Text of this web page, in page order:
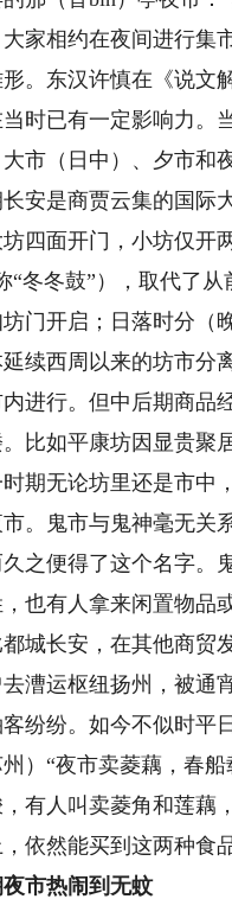
家相约在夜间进行集
。东汉许慎在《说文
时已有一定影响力。
市（日中）、夕市和
是商贾云集的国际大
坊四面开门，小坊仅开
“冬冬鼓”），取代了
门开启；日落时分（
续西周以来的坊市分
进行。但中后期商品
比如平康坊因显贵聚
无论坊里还是市中，
。鬼市与鬼神毫无关
之便得了这个名字。
也有人拿来闲置物品
长安，在其他商贸发
去漕运枢纽扬州，被通
纷纷。如今不似时平
）“夜市卖菱藕，春
有人叫卖菱角和莲藕
依然能买到这两种食品
热闹到无蚊